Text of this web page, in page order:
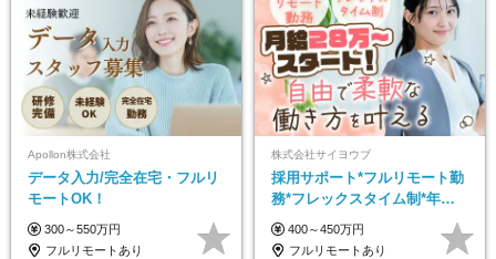
Apollon株式会社
データ入力/完全在宅・フルリ
モートOK！
300～550万円
フルリモートあり
株式会社サイヨウブ
採用サポート*フルリモート勤
務*フレックスタイム制*年休
120日*土日祝休み*残業ほぼな
し*育児中社員8割以上
400～450万円
フルリモートあり